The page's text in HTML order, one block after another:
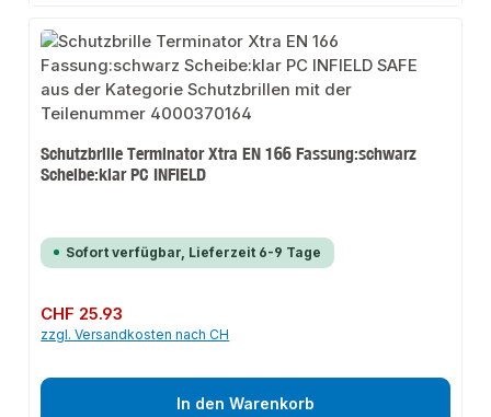
Schutzbrille Terminator Xtra EN 166 Fassung:schwarz
Scheibe:klar PC INFIELD
Sofort verfügbar, Lieferzeit 6-9 Tage
Regulärer Preis:
CHF 25.93
zzgl. Versandkosten nach CH
In den Warenkorb